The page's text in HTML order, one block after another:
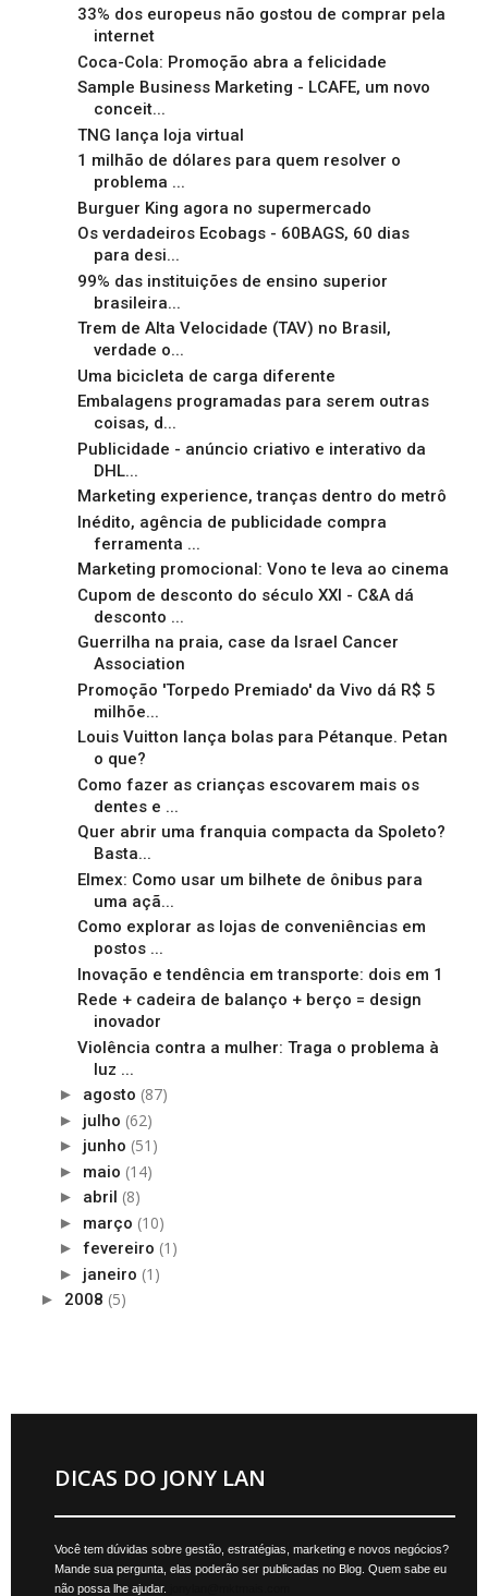
33% dos europeus não gostou de comprar pela
internet
Coca-Cola: Promoção abra a felicidade
Sample Business Marketing - LCAFE, um novo
conceit...
TNG lança loja virtual
1 milhão de dólares para quem resolver o
problema ...
Burguer King agora no supermercado
Os verdadeiros Ecobags - 60BAGS, 60 dias
para desi...
99% das instituições de ensino superior
brasileira...
Trem de Alta Velocidade (TAV) no Brasil,
verdade o...
Uma bicicleta de carga diferente
Embalagens programadas para serem outras
coisas, d...
Publicidade - anúncio criativo e interativo da
DHL...
Marketing experience, tranças dentro do metrô
Inédito, agência de publicidade compra
ferramenta ...
Marketing promocional: Vono te leva ao cinema
Cupom de desconto do século XXI - C&A dá
desconto ...
Guerrilha na praia, case da Israel Cancer
Association
Promoção 'Torpedo Premiado' da Vivo dá R$ 5
milhõe...
Louis Vuitton lança bolas para Pétanque. Petan
o que?
Como fazer as crianças escovarem mais os
dentes e ...
Quer abrir uma franquia compacta da Spoleto?
Basta...
Elmex: Como usar um bilhete de ônibus para
uma açã...
Como explorar as lojas de conveniências em
postos ...
Inovação e tendência em transporte: dois em 1
Rede + cadeira de balanço + berço = design
inovador
Violência contra a mulher: Traga o problema à
luz ...
► agosto (87)
► julho (62)
► junho (51)
► maio (14)
► abril (8)
► março (10)
► fevereiro (1)
► janeiro (1)
► 2008 (5)
DICAS DO JONY LAN
Você tem dúvidas sobre gestão, estratégias, marketing e novos negócios?
Mande sua pergunta, elas poderão ser publicadas no Blog. Quem sabe eu
não possa lhe ajudar.